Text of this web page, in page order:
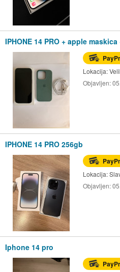
IPHONE 14 PRO + apple
Lokacija:
Objavljen:
IPHONE 14 PRO 256gb
Lokacija:
Objavljen:
Iphone 14 pro